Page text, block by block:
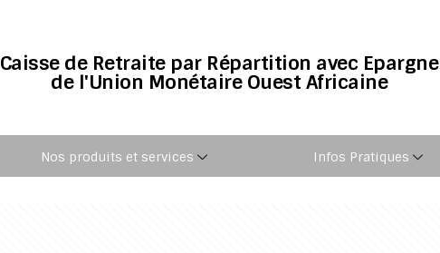
Caisse de Retraite par Répartition avec Epargne
de l'Union Monétaire Ouest Africaine
Nos produits et services Infos Pratiques